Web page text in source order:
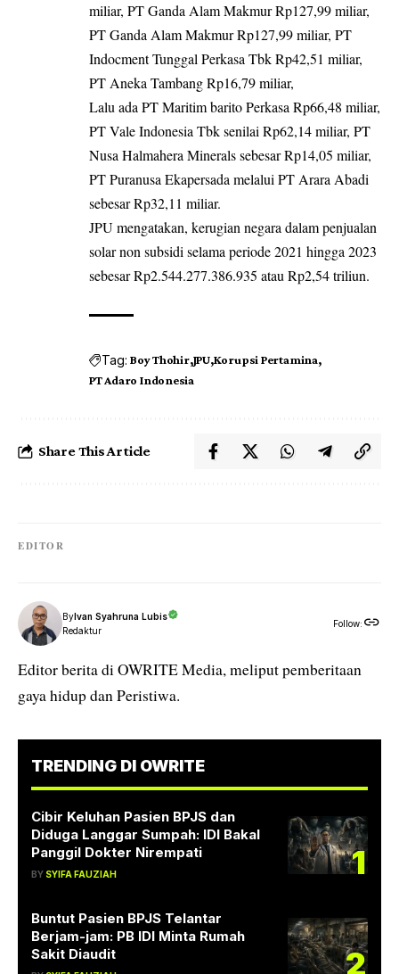
miliar, PT Ganda Alam Makmur Rp127,99 miliar,
PT Ganda Alam Makmur Rp127,99 miliar, PT
Indocment Tunggal Perkasa Tbk Rp42,51 miliar,
PT Aneka Tambang Rp16,79 miliar,
Lalu ada PT Maritim barito Perkasa Rp66,48 miliar,
PT Vale Indonesia Tbk senilai Rp62,14 miliar, PT
Nusa Halmahera Minerals sebesar Rp14,05 miliar,
PT Puranusa Ekapersada melalui PT Arara Abadi
sebesar Rp32,11 miliar.
JPU mengatakan, kerugian negara dalam penjualan
solar non subsidi selama periode 2021 hingga 2023
sebesar Rp2.544.277.386.935 atau Rp2,54 triliun.
Tag: Boy Thohir JPU Korupsi Pertamina
PT Adaro Indonesia
Share This Article
EDITOR
ByIvan Syahruna Lubis
Redaktur
Follow:
Editor berita di OWRITE Media, meliput pemberitaan
gaya hidup dan Peristiwa.
TRENDING DI OWRITE
Cibir Keluhan Pasien BPJS dan
Diduga Langgar Sumpah: IDI Bakal
Panggil Dokter Nirempati
BY SYIFA FAUZIAH 1
Buntut Pasien BPJS Telantar
Berjam-jam: PB IDI Minta Rumah
Sakit Diaudit
2